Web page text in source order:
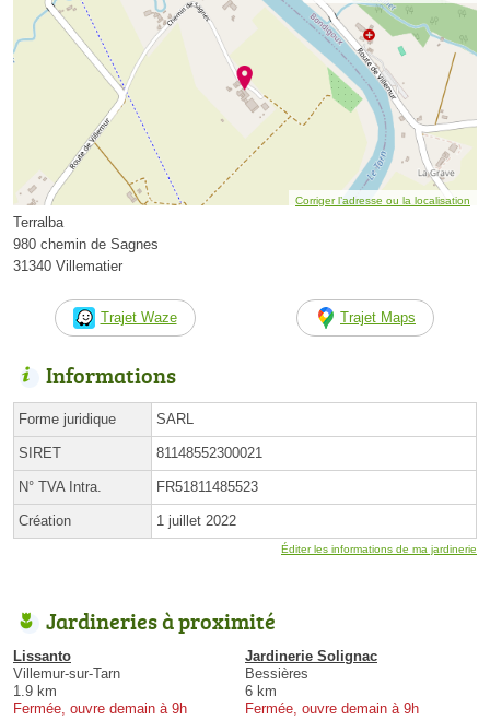
Corriger l’adresse ou la localisation
Terralba
980 chemin de Sagnes
31340 Villematier
Trajet Waze Trajet Maps
Informations
Forme juridique SARL
SIRET 81148552300021
N° TVA Intra. FR51811485523
Création 1 juillet 2022
Éditer les informations de ma jardinerie
Jardineries à proximité
Lissanto
Villemur-sur-Tarn
1.9 km
Fermée, ouvre demain à 9h
Jardinerie Solignac
Bessières
6 km
Fermée, ouvre demain à 9h